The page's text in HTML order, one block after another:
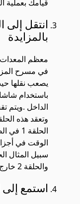
قيامك بعملية
انتقل إلى
بالمزايدة
معظم المعدات
في مسرح
يصعب نقلها
باستخدام
الداخل .ويتم
وتعقد هذه
الوقت في
والحلقة 2 خارج الفناء).
استمع إلى